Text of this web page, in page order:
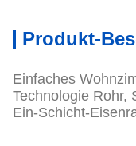
Produkt-
Einfaches
Technologie Rohr,
Ein-Schicht-